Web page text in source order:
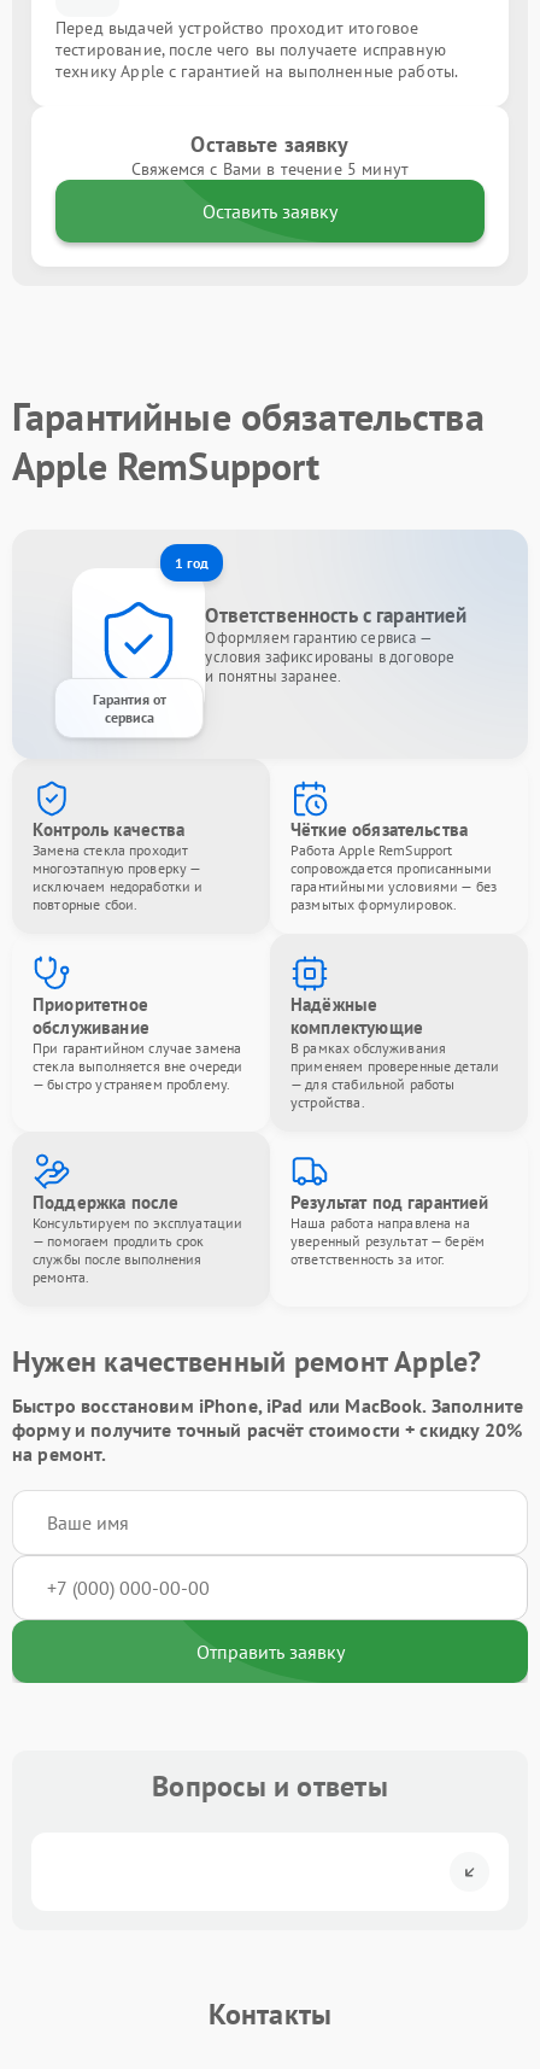
Перед выдачей устройство проходит итоговое
тестирование, после чего вы получаете исправную
технику Apple с гарантией на выполненные работы.
Оставьте заявку
Свяжемся с Вами в течение 5 минут
Оставить заявку
Гарантийные обязательства
Apple RemSupport
1 год
Гарантия от
сервиса
Ответственность с гарантией
Оформляем гарантию сервиса —
условия зафиксированы в договоре
и понятны заранее.
Контроль качества
Замена стекла проходит
многоэтапную проверку —
исключаем недоработки и
повторные сбои.
Чёткие обязательства
Работа Apple RemSupport
сопровождается прописанными
гарантийными условиями — без
размытых формулировок.
Приоритетное
обслуживание
При гарантийном случае замена
стекла выполняется вне очереди
— быстро устраняем проблему.
Надёжные
комплектующие
В рамках обслуживания
применяем проверенные детали
— для стабильной работы
устройства.
Поддержка после
Консультируем по эксплуатации
— помогаем продлить срок
службы после выполнения
ремонта.
Результат под гарантией
Наша работа направлена на
уверенный результат — берём
ответственность за итог.
Нужен качественный ремонт Apple?
Быстро восстановим iPhone, iPad или MacBook. Заполните
формуи получите точный расчёт стоимости +скидку 20%
на ремонт.
Отправить заявку
Вопросы и ответы
Контакты